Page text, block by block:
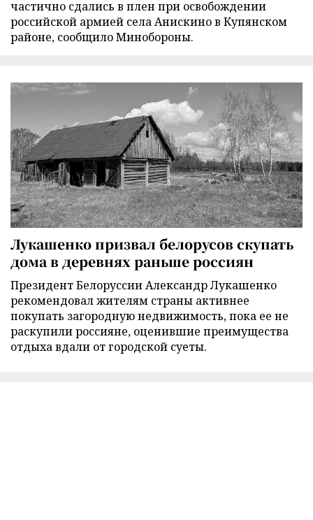
частично сдались в плен при освобождении
российской армией села Анискино в Купянском
районе, сообщило Минобороны.
Лукашенко призвал белорусов скупать
дома в деревнях раньше россиян
Президент Белоруссии Александр Лукашенко
рекомендовал жителям страны активнее
покупать загородную недвижимость, пока ее не
раскупили россияне, оценившие преимущества
отдыха вдали от городской суеты.